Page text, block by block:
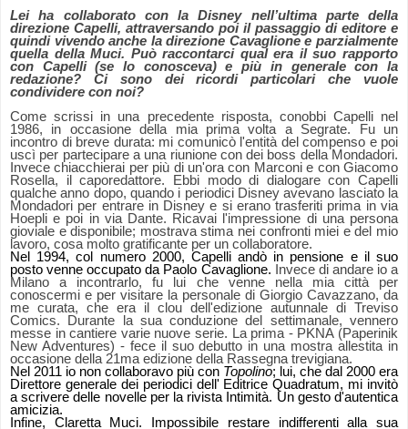
Lei ha collaborato con la Disney nell’ultima parte della
direzione Capelli, attraversando poi il passaggio di editore e
quindi vivendo anche la direzione Cavaglione e parzialmente
quella della Muci. Può raccontarci qual era il suo rapporto
con Capelli (se lo conosceva) e più in generale con la
redazione? Ci sono dei ricordi particolari che vuole
condividere con noi?
Come scrissi in una precedente risposta, conobbi Capelli nel
1986, in occasione della mia prima volta a Segrate. Fu un
incontro di breve durata: mi comunicò l'entità del compenso e poi
uscì per partecipare a una riunione con dei boss della Mondadori.
Invece chiacchierai per più di un'ora con Marconi e con Giacomo
Rosella, il caporedattore.
Ebbi modo di dialogare con Capelli
qualche anno dopo, quando i periodici Disney avevano lasciato la
Mondadori per entrare in Disney e si erano trasferiti prima in via
Hoepli e poi in via Dante. Ricavai l'impressione di una persona
gioviale e disponibile; mostrava stima nei confronti miei e del mio
lavoro, cosa molto gratificante per un collaboratore.
Nel 1994, col numero 2000, Capelli andò in pensione e il suo
posto venne occupato da Paolo Cavaglione.
Invece di andare io a
Milano a incontrarlo, fu lui che venne nella mia città per
conoscermi e per visitare la personale di Giorgio Cavazzano, da
me curata, che era il clou dell'edizione autunnale di Treviso
Comics.
Durante la sua conduzione del settimanale, vennero
messe in cantiere varie nuove serie. La prima - PKNA (Paperinik
New Adventures) - fece il suo debutto in una mostra allestita in
occasione della 21ma edizione della Rassegna trevigiana.
Nel 2011 io non collaboravo più con Topolino; lui, che dal 2000 era
Direttore generale dei periodici dell' Editrice Quadratum, mi invitò
a scrivere delle novelle per la rivista Intimità. Un gesto d'autentica
amicizia.
Infine, Claretta Muci. Impossibile restare indifferenti alla sua